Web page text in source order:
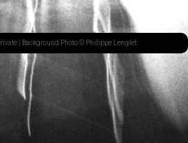
| Background Photo © Philippe Lenglet